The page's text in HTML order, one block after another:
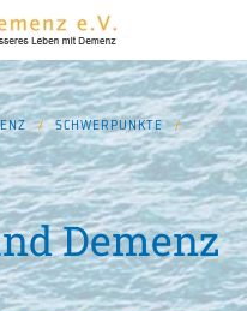
SCHWERPUNKTE
Demenz